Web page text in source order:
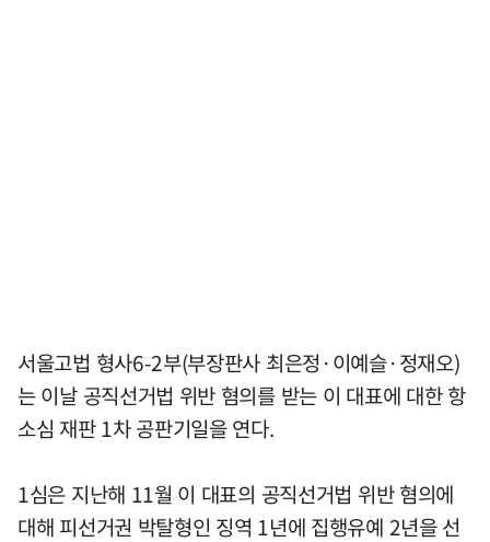
서울고법 형사6-2부(부장판사 최은정·이예슬·정재오)
는 이날 공직선거법 위반 혐의를 받는 이 대표에 대한 항
소심 재판 1차 공판기일을 연다.
1심은 지난해 11월 이 대표의 공직선거법 위반 혐의에
대해 피선거권 박탈형인 징역 1년에 집행유예 2년을 선